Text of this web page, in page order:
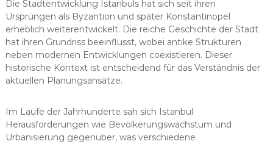
Die Stadtentwicklung Istanbuls hat sich seit ihren
Ursprüngen als Byzantion und später Konstantinopel
erheblich weiterentwickelt. Die reiche Geschichte der Stadt
hat ihren Grundriss beeinflusst, wobei antike Strukturen
neben modernen Entwicklungen coexistieren. Dieser
historische Kontext ist entscheidend für das Verständnis der
aktuellen Planungsansätze.
Im Laufe der Jahrhunderte sah sich Istanbul
Herausforderungen wie Bevölkerungswachstum und
Urbanisierung gegenüber, was verschiedene